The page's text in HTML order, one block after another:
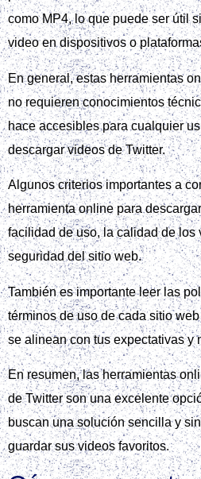
como MP4, lo que puede ser útil
video en dispositivos o
En general, estas herramientas
no requieren conocimientos
hace accesibles para cualquier
descargar videos de Twitter.
Algunos criterios importantes a
herramienta online para
facilidad de uso, la calidad de los
seguridad del sitio web.
También es importante leer las
términos de uso de cada sitio
se alinean con tus expectativas y
En resumen, las herramientas
de Twitter son una excelente
buscan una solución sencilla y
guardar sus videos favoritos.